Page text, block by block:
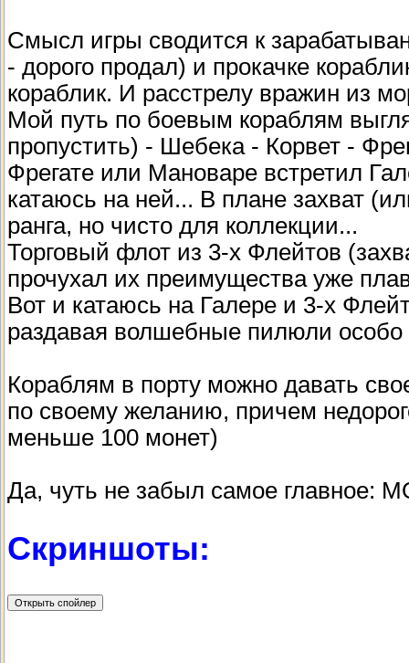
Смысл игры сводится к
- дорого продал) и прокачке
кораблик. И расстрелу вражин из
Мой путь по боевым кораблям
пропустить) - Шебека - Корвет -
Фрегате или Мановаре встретил
катаюсь на ней... В плане захват
ранга, но чисто для коллекции...
Торговый флот из 3-х Флейтов
прочухал их преимущества уже
Вот и катаюсь на Галере и 3-х
раздавая волшебные пилюли особо
Кораблям в порту можно давать
по своему желанию, причем
меньше 100 монет)
Да, чуть не забыл самое
Скриншоты: